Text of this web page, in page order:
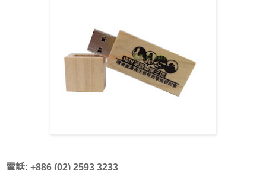
電話: +886 (02) 2593 3233